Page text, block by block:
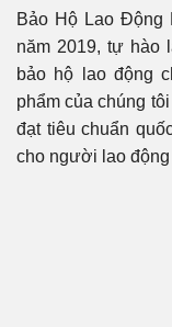
Bảo Hộ Lao Động
năm 2019, tự hào
bảo hộ lao động
phẩm của chúng
đạt tiêu chuẩn
cho người lao